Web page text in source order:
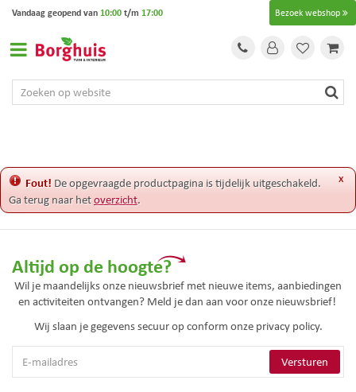
e
t
Bezoek webshop
Vandaag geopend van 10:00t/m 17:00
x
Fout! De opgevraagde productpagina is tijdelijk uitgeschakeld.
Ga terug naar hetoverzicht.
Altijd op de hoogte?
Wil je maandelijks onze nieuwsbrief met nieuwe items, aanbiedingen
en activiteiten ontvangen? Meld je dan aan voor onze nieuwsbrief!
Wij slaan je gegevens secuur op conform onze privacy policy.